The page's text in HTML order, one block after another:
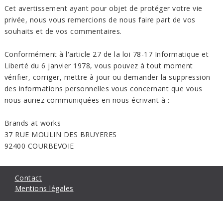
Cet avertissement ayant pour objet de protéger votre vie
privée, nous vous remercions de nous faire part de vos
souhaits et de vos commentaires.
Conformément à l'article 27 de la loi 78-17 Informatique et
Liberté du 6 janvier 1978, vous pouvez à tout moment
vérifier, corriger, mettre à jour ou demander la suppression
des informations personnelles vous concernant que vous
nous auriez communiquées en nous écrivant à :
Brands at works
37 RUE MOULIN DES BRUYERES
92400 COURBEVOIE
Contact
Mentions légales